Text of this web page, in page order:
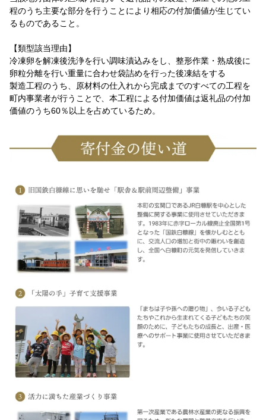
程のうち主要な部分を行うことにより相応の付加価値が生じてい
るものであること。
【類型該当理由】
冷凍卵を解凍後洗浄を行い調味漬込みをし、整形作業・熟成後に
卵粒分離を行い重量に合わせ袋詰めを行った後凍結をする
製造工程のうち、原材料の仕入れから完成までのすべての工程を
町内事業者が行うことで、本工程による付加価値は返礼品の付加
価値のうち60％以上を占めているため。